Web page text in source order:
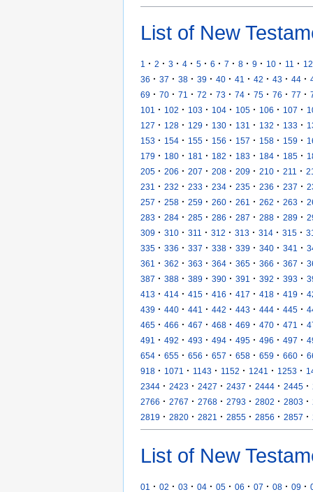
List of New
1 · 2 · 3 · 4 · 5 · 6 · 7 · 8 · 9 · 10 · 11 · 12
36 · 37 · 38 · 39 · 40 · 41 · 42 · 43 · 44 ·
69 · 70 · 71 · 72 · 73 · 74 · 75 · 76 · 77 ·
101
· 102 · 103 · 104 · 105 · 106 · 107 ·
127 · 128 · 129 · 130 · 131 · 132 · 133 ·
153 · 154 · 155 · 156 · 157 · 158 · 159 ·
179 · 180 · 181 · 182 · 183 · 184 · 185 ·
205 · 206 · 207 · 208 · 209 · 210 · 211 ·
231
· 232 · 233 · 234 · 235 · 236 · 237 ·
257 · 258 · 259 · 260 · 261 · 262 · 263 ·
283 · 284 · 285 · 286 · 287 · 288 · 289 ·
309 · 310 · 311 · 312 · 313 · 314 · 315 ·
335 · 336 · 337 · 338 · 339 · 340 · 341 ·
361
· 362 · 363 · 364 · 365 · 366 · 367 ·
387 · 388 · 389 · 390 · 391 · 392 · 393 ·
413 · 414 · 415 · 416 · 417 · 418 · 419 ·
439 · 440 · 441 · 442 · 443 · 444 · 445 ·
465 · 466 · 467 · 468 · 469 · 470 · 471 ·
491
· 492 · 493 · 494 · 495 · 496 · 497 ·
654 · 655 · 656 · 657 · 658 · 659 · 660 ·
918 · 1071 · 1143 · 1152 · 1241 · 1253 ·
2344 · 2423 · 2427 · 2437 · 2444 · 2445 ·
2766 · 2767 · 2768 · 2793 · 2802 · 2803 ·
2819 · 2820 · 2821 · 2855 · 2856 · 2857 ·
List of New
01 · 02 · 03 · 04 · 05 · 06 · 07 · 08 · 09 ·